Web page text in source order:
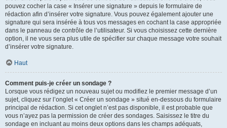
pouvez cocher la case « Insérer une signature » depuis le formulaire de
rédaction afin d’insérer votre signature. Vous pouvez également ajouter une
signature qui sera insérée à tous vos messages en cochant la case appropriée
dans le panneau de contrôle de l’utilisateur. Si vous choisissez cette dernière
option, il ne vous sera plus utile de spécifier sur chaque message votre souhait
d’insérer votre signature.
Haut
Comment puis-je créer un sondage ?
Lorsque vous rédigez un nouveau sujet ou modifiez le premier message d’un
sujet, cliquez sur l’onglet « Créer un sondage » situé en-dessous du formulaire
principal de rédaction. Si cet onglet n’est pas disponible, il est probable que
vous n’ayez pas la permission de créer des sondages. Saisissez le titre du
sondage en incluant au moins deux options dans les champs adéquats,